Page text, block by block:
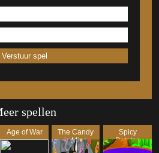
spellen
Age of War
The Candy
is Mine
Spicy
Patatas
Bravas